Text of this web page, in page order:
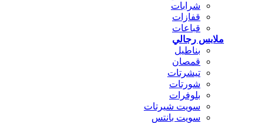
شرابات
قفازات
قباعات
ملابس رجالي
بناطيل
قمصان
تيشرتات
شورتات
بلوفرات
سويت شيرتات
سويت بانتس